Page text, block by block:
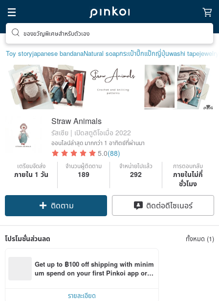
ของขวัญพิเศษสำหรับตัวเอง
Toy storyjapanese bandanaNatural soapกระเป๋าปิ๊กแป๊กญี่ปุ่นwashi tape
Straw Animals
รัสเซีย | เปิดสตูดิโอเมื่อ 2022
ออนไลน์ล่าสุด มากกว่า 1 อาทิตย์ที่ผ่านมา
5.0(88)
เตรียมจัดส่ง
ภายใน 1 วัน
จำนวนผู้ติดตาม
189
จำหน่ายไปแล้ว
292
การตอบกลับ
ภายในไม่กี่
ชั่วโมง
ติดตาม ติดต่อดีไซเนอร์
โปรโมชั่นส่วนลด ทั้งหมด (1)
Get up to ฿100 off shipping with minim
um spend on your first Pinkoi app orde
รายละเอียด